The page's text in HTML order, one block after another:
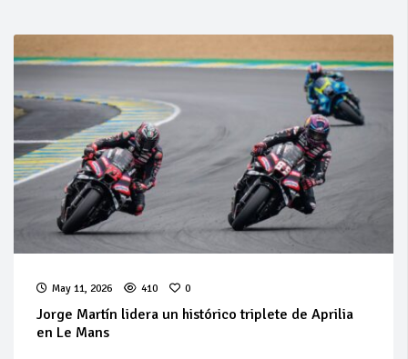
May 11, 2026 410 0
Jorge Martín lidera un histórico triplete de Aprilia
en Le Mans